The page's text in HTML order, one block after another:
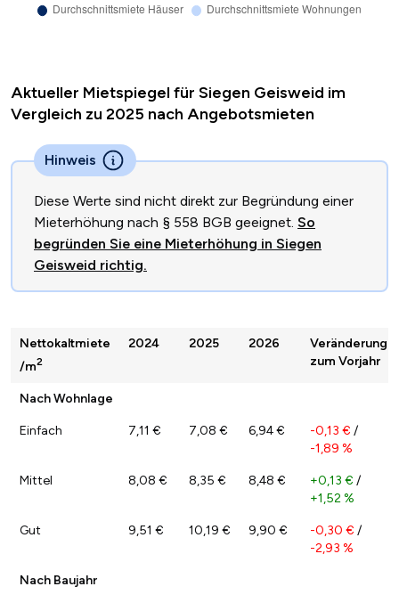
Aktueller Mietspiegel für Siegen Geisweid im
Vergleich zu 2025 nach Angebotsmieten
Hinweis
Diese Werte sind nicht direkt zur Begründung einer
Mieterhöhung nach § 558 BGB geeignet. So
begründen Sie eine Mieterhöhung in Siegen
Geisweid richtig.
Nettokaltmiete
/m2
2024 2025 2026
Veränderung
zum Vorjahr
Nach Wohnlage
Einfach 7,11 € 7,08 € 6,94 € -0,13 € /
-1,89 %
Mittel 8,08 € 8,35 € 8,48 € +0,13 € /
+1,52 %
Gut 9,51 € 10,19 € 9,90 € -0,30 € /
-2,93 %
Nach Baujahr